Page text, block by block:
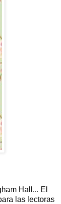
Hall... El
las lectoras